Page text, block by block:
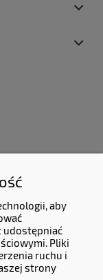
aby
udostępniać
Pliki
ruchu i
strony